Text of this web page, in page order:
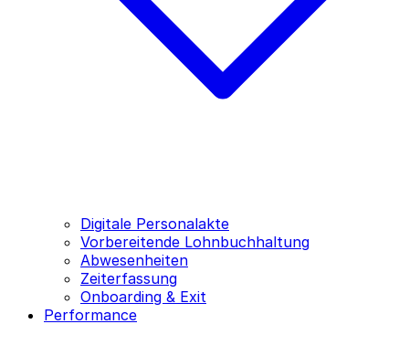
Digitale Personalakte
Vorbereitende Lohnbuchhaltung
Abwesenheiten
Zeiterfassung
Onboarding & Exit
Performance